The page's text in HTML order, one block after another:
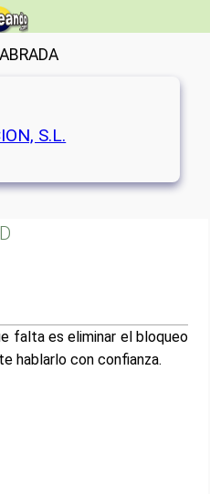
S.L.
falta es eliminar el bloqueo
hablarlo con confianza.